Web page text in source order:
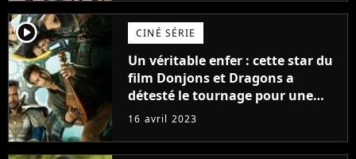
player2 CINÉ SÉRIE
Un véritable enfer : cette star du
film Donjons et Dragons a
détesté le tournage pour une
raison très spéciale
16 avril 2023